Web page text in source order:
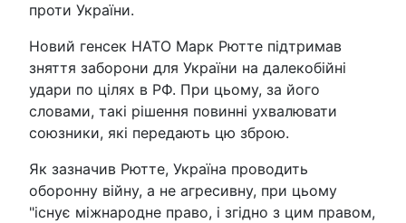
проти України.
Новий генсек НАТО Марк Рютте підтримав
зняття заборони для України на далекобійні
удари по цілях в РФ. При цьому, за його
словами, такі рішення повинні ухвалювати
союзники, які передають цю зброю.
Як зазначив Рютте, Україна проводить
оборонну війну, а не агресивну, при цьому
"існує міжнародне право, і згідно з цим правом,